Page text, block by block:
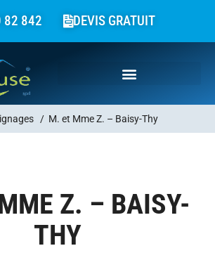
82 842 DEVIS GRATUIT
/ M. et Mme Z. – Baisy-Thy
Z. – BAISY-
THY